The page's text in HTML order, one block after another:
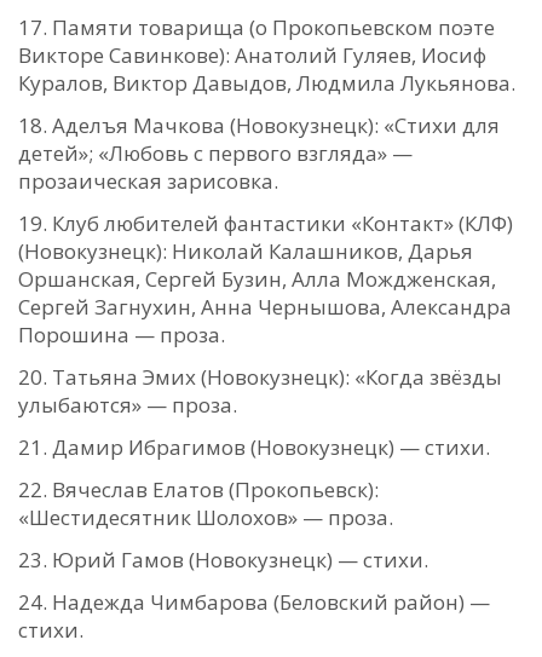
Памяти товарища (о Прокопьевском поэте
Викторе Савинкове): Анатолий Гуляев, Иосиф
Куралов, Виктор Давыдов, Людмила Лукьянова.
Аделъя Мачкова (Новокузнецк): «Стихи для
детей»; «Любовь с первого взгляда» —
прозаическая зарисовка.
Клуб любителей фантастики «Контакт» (КЛФ)
(Новокузнецк): Николай Калашников, Дарья
Оршанская, Сергей Бузин, Алла Мождженская,
Сергей Загнухин, Анна Чернышова, Александра
Порошина — проза.
Татьяна Эмих (Новокузнецк): «Когда звёзды
улыбаются» — проза.
Дамир Ибрагимов (Новокузнецк) — стихи.
Вячеслав Елатов (Прокопьевск):
«Шестидесятник Шолохов» — проза.
Юрий Гамов (Новокузнецк) — стихи.
Надежда Чимбарова (Беловский район) —
стихи.